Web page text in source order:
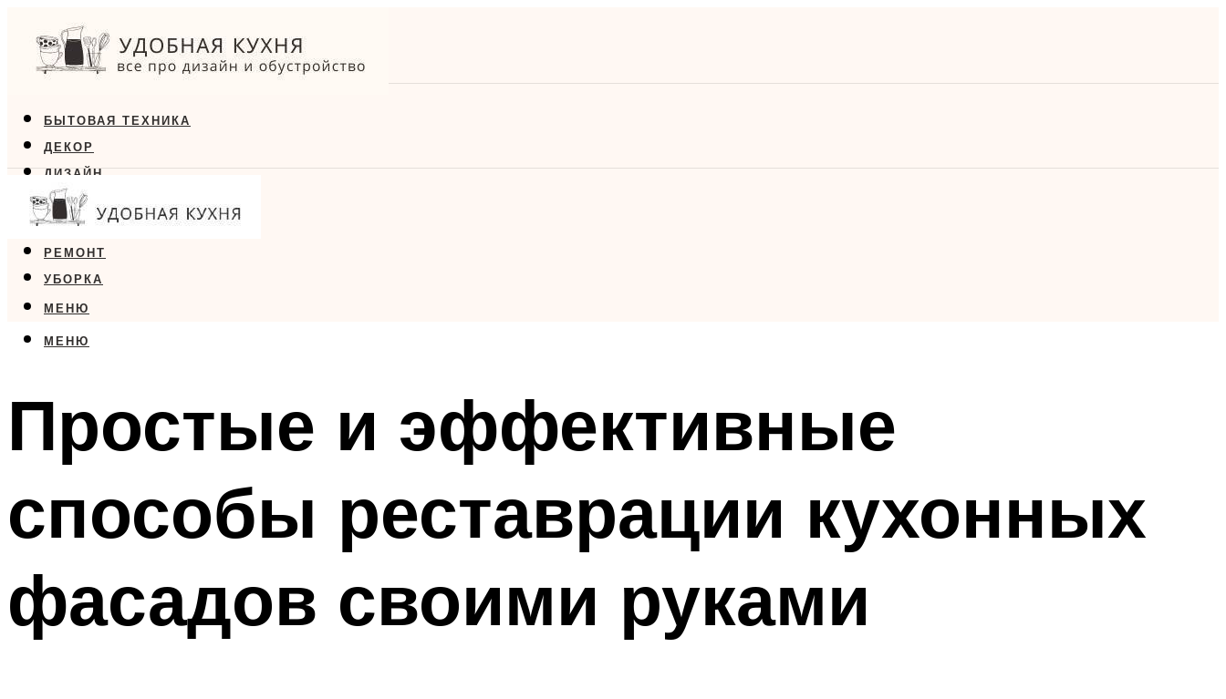
БЫТОВАЯ ТЕХНИКА
ДЕКОР
ДИЗАЙН
ЕДА
МЕБЕЛЬ
РЕМОНТ
УБОРКА
МЕНЮ
МЕНЮ
Простые и эффективные
способы реставрации кухонных
фасадов своими руками